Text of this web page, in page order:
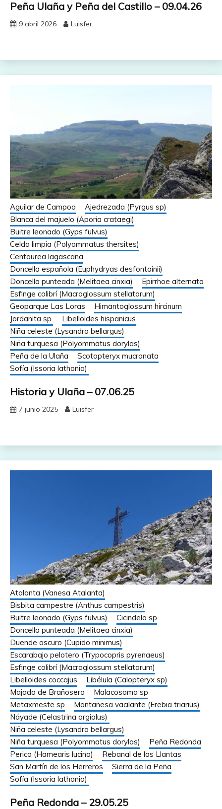
Peña Ulaña y Peña del Castillo – 09.04.26
9 abril 2026 Luisfer
Aguilar de Campoo
Ajedrezada (Pyrgus sp)
Blanca del majuelo (Aporia crataegi)
Buitre leonado (Gyps fulvus)
Celda limpia (Polyommatus thersites)
Centaurea lagascana
Doncella española (Euphydryas desfontainii)
Doncella punteada (Melitaea cinxia)
Epirrhoe alternata
Esfinge colibrí (Macroglossum stellatarum)
Geoparque Las Loras
Himantoglossum hircinum
Jordanita sp.
Libelloides hispanicus
Niña celeste (Lysandra bellargus)
Niña turquesa (Polyommatus dorylas)
Peña de la Ulaña
Scotopteryx mucronata
Sofía (Issoria lathonia)
Historia y Ulaña – 07.06.25
7 junio 2025 Luisfer
Atalanta (Vanesa Atalanta)
Bisbita campestre (Anthus campestris)
Buitre leonado (Gyps fulvus)
Cicindela sp
Doncella punteada (Melitaea cinxia)
Duende oscuro (Cupido minimus)
Escarabajo pelotero (Trypocopris pyrenaeus)
Esfinge colibrí (Macroglossum stellatarum)
Libelloides coccajus
Libélula (Calopteryx sp)
Majada de Brañosera
Malacosoma sp
Metaxmeste sp
Montañesa vacilante (Erebia triarius)
Náyade (Celastrina argiolus)
Niña celeste (Lysandra bellargus)
Niña turquesa (Polyommatus dorylas)
Peña Redonda
Perico (Hamearis lucina)
Rebanal de las Llantas
San Martín de los Herreros
Sierra de la Peña
Sofía (Issoria lathonia)
Peña Redonda – 29.05.25